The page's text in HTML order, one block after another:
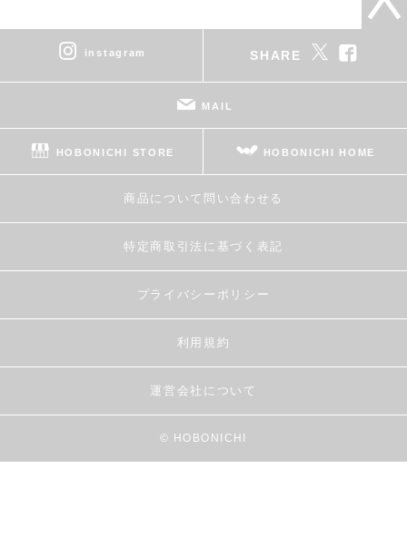
instagram SHARE
MAIL
HOBONICHI STORE HOBONICHI HOME
商品について問い合わせる
特定商取引法に基づく表記
プライバシーポリシー
利用規約
運営会社について
© HOBONICHI